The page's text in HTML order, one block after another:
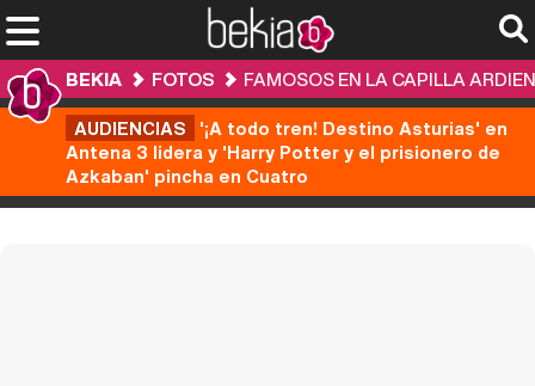
BEKIA FOTOS
FAMOSOS EN LA CAPILLA
AUDIENCIAS '¡A todo tren! Destino Asturias' en
Antena 3 lidera y 'Harry Potter y el prisionero de
Azkaban' pincha en Cuatro